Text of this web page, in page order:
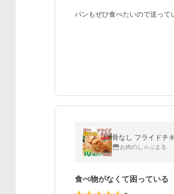
パンもぜひ食べたいので送って
骨なし フライドチ
お肉のしゃぶまる
食べ物がなくて困っている